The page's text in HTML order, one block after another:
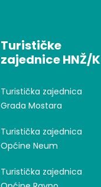
Turističke
zajednice HNŽ/K
Turistička zajednica
Grada Mostara
Turistička zajednica
Općine Neum
Turistička zajednica